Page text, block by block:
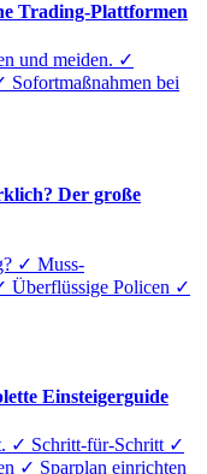
Trading-Plattformen
und meiden. ✓
bei
Der große
✓ Muss-
Überflüssige Policen ✓
Einsteigerguide
✓ Schritt-für-Schritt ✓
✓ Sparplan einrichten